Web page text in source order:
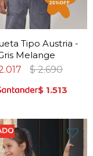
Tipo Austria -
Melange
$ 2.690
$ 1.513